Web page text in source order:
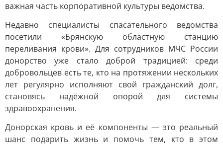
важная часть корпоративной культуры ведомства.
Недавно специалисты спасательного ведомства
посетили «Брянскую областную станцию
переливания крови». Для сотрудников МЧС России
донорство уже стало доброй традицией: среди
добровольцев есть те, кто на протяжении нескольких
лет регулярно исполняют свой гражданский долг,
становясь надёжной опорой для системы
здравоохранения.
Донорская кровь и её компоненты — это реальный
шанс подарить жизнь и помочь тем, кто в этом